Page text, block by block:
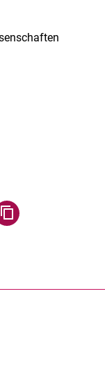
teilen
über Facebook